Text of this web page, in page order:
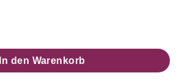
Anhänger für 16mm Druckknopf
In den Warenkorb